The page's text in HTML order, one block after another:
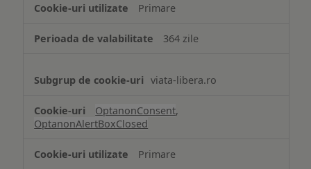
necesare
Primare
364 zile
viata-libera.ro
OptanonConsent,
OptanonAlertBoxClosed
Primare